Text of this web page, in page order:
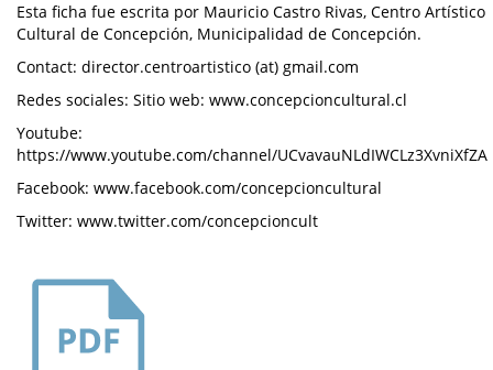
Esta ficha fue escrita por Mauricio Castro Rivas, Centro Artístico
Cultural de Concepción, Municipalidad de Concepción.
Contact: director.centroartistico (at) gmail.com
Redes sociales: Sitio web: www.concepcioncultural.cl
Youtube:
https://www.youtube.com/channel/UCvavauNLdIWCLz3XvniXfZA
Facebook: www.facebook.com/concepcioncultural
Twitter: www.twitter.com/concepcioncult